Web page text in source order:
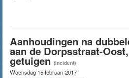
Aanhoudingen na
aan de Dorpsstraat-
getuigen (Incident)
Woensdag 15 februari 2017